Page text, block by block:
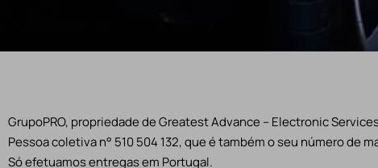
GrupoPRO, propriedade de Greatest Advance – Electronic
Pessoa coletiva n° 510 504 132, que é também o seu número de
Só efetuamos entregas em Portugal.